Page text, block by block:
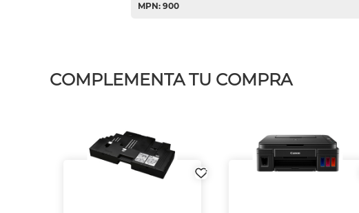
MPN: 900
COMPLEMENTA TU COMPRA